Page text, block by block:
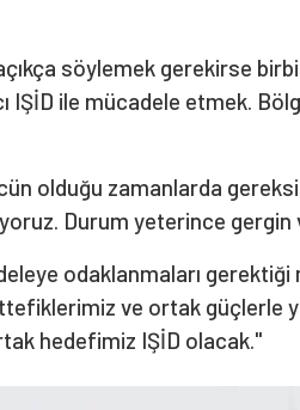
söylemek gerekirse
IŞİD ile mücadele etmek.
olduğu zamanlarda
Durum yeterince gergin
odaklanmaları gerektiği
ve ortak güçlerle
hedefimiz IŞİD olacak."